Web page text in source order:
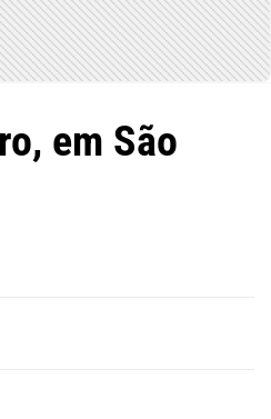
em São